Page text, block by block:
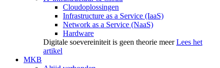
Cloudoplossingen
Infrastructure as a Service (IaaS)
Network as a Service (NaaS)
Hardware
Digitale soevereiniteit is geen theorie meer Lees het
artikel
MKB